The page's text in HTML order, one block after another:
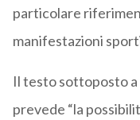
particolare
manifestazioni
Il testo sottoposto
prevede “la